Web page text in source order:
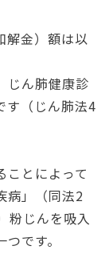
解金）額は以
じん肺健康診
す（じん肺法4
ことによって
病」（同法2
粉じんを吸入
です。